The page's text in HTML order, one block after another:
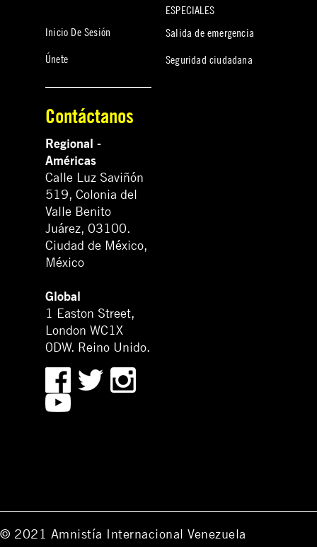
Inicio De Sesión
Únete
ESPECIALES
Salida de emergencia
Seguridad ciudadana
Contáctanos
Regional -
Américas
Calle Luz Saviñón
519, Colonia del
Valle Benito
Juárez, 03100.
Ciudad de México,
México
Global
1 Easton Street,
London WC1X
0DW. Reino Unido.
© 2021 Amnistía Internacional Venezuela